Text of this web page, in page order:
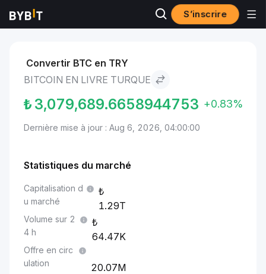
S’inscrire
Marchés Bitcoin to Livre turque
Convertir BTC en TRY
BITCOIN EN LIVRE TURQUE
₺ 3,079,689.6658944753 +0.83%
Dernière mise à jour : Aug 6, 2026, 04:00:00
Statistiques du marché
Capitalisation d
u marché
1.29T
Volume sur 2
4 h
64.47K
Offre en circ
ulation
20.07M